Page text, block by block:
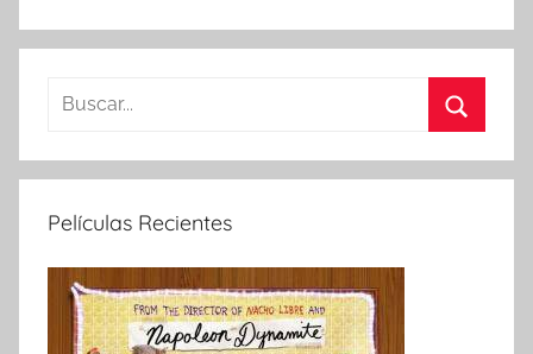
s
a
u
Películas Recientes